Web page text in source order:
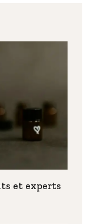
et experts